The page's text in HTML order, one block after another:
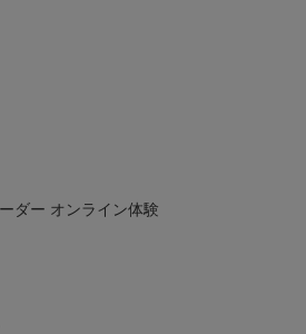
ダー オンライン体験